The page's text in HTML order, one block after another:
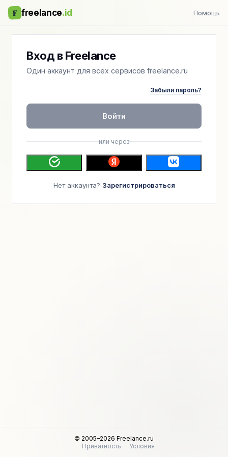
F freelance.id Помощь
Вход в Freelance
Один аккаунт для всех сервисов freelance.ru
Забыли пароль?
Войти
или через
Нет аккаунта? Зарегистрироваться
© 2005–2026 Freelance.ru
Приватность
Условия